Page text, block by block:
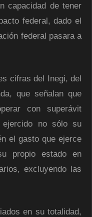
capacidad de tener
federal, dado el
federal pasara a
cifras del Inegi, del
que señalan que
con superávit
no sólo su
el gasto que ejerce
propio estado en
excluyendo las
en su totalidad,